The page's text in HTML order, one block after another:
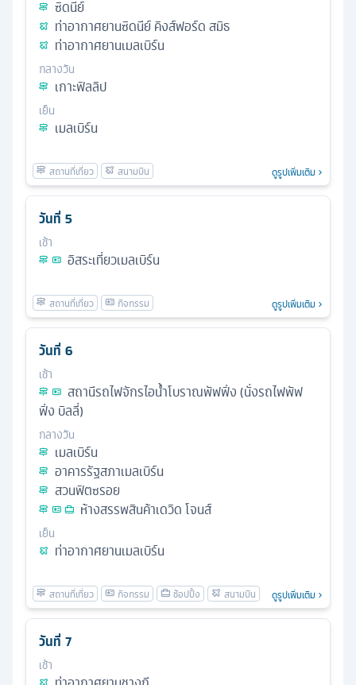
ซิดนีย์
ท่าอากาศยานซิดนีย์ คิงส์ฟอร์ด สมิธ
ท่าอากาศยานเมลเบิร์น
กลางวัน
เกาะฟิลลิป
เย็น
เมลเบิร์น
ดูรูปเพิ่มเติม
วันที่ 5
เช้า
อิสระเที่ยวเมลเบิร์น
ดูรูปเพิ่มเติม
วันที่ 6
เช้า
สถานีรถไฟจักรไอน้ำโบราณพัฟฟิ่ง (นั่งรถไฟพัฟ
ฟิ่ง บิลลี่)
กลางวัน
เมลเบิร์น
อาคารรัฐสภาเมลเบิร์น
สวนฟิตซรอย
ห้างสรรพสินค้าเดวิด โจนส์
เย็น
ท่าอากาศยานเมลเบิร์น
ดูรูปเพิ่มเติม
วันที่ 7
เช้า